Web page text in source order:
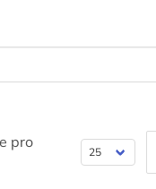
pro